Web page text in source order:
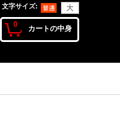
文字サイズ:
0 カートの中身